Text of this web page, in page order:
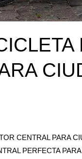
CENTRAL PARA
PERFECTA